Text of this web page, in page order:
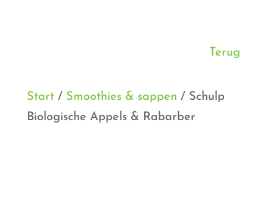
Terug
Start/ Smoothies & sappen / Schulp
Biologische Appels & Rabarber